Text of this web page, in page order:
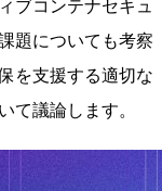
ブコンテナセキュ
題についても考察
を支援する適切な
て議論します。